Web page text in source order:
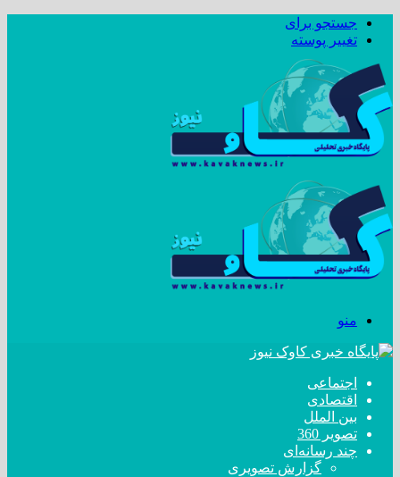
جستجو برای
تغییر پوسته
منو
اجتماعی
اقتصادی
بین الملل
تصویر 360
چند رسانه‌ای
گزارش تصویری